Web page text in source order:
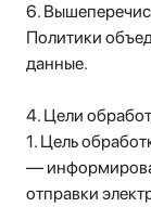
6.
Политики
данные.
4. Цели
1. Цель
—
отправки